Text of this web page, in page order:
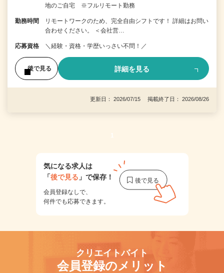
地のご自宅 ※フルリモート勤務
勤務時間
リモートワークのため、完全自由シフトです！ 詳細はお問い
合わせください。 ＜会社営…
応募資格 ＼経験・資格・学歴いっさい不問！／
後で見る 詳細を見る
更新日： 2026/07/15 掲載終了日： 2026/08/26
1
気になる求人は
「後で見る 」で保存！
会員登録なしで、
何件でも応募できます。
クリエイトバイト
会員登録のメリット